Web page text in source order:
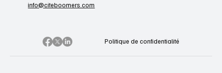
info@citeboomers.com
Politique de confidentialité